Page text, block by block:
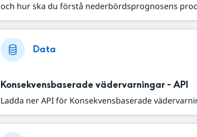
och hur ska du förstå nederbördsprognosens
Data
Konsekvensbaserade vädervarningar - API
Ladda ner API för Konsekvensbaserade